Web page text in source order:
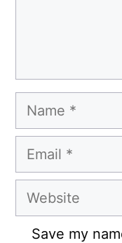
Name
Email
Website
Save my